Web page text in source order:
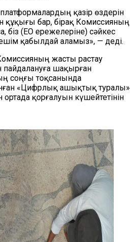
қазір өздерін
құқығы бар, бірақ Комиссияның
біз (ЕО ережелеріне) сәйкес
қабылдай аламыз», — деді.
жасты растау
шақырған
соңғы тоқсанында
«Цифрлық ашықтық туралы»
қорғалуын күшейтетінін